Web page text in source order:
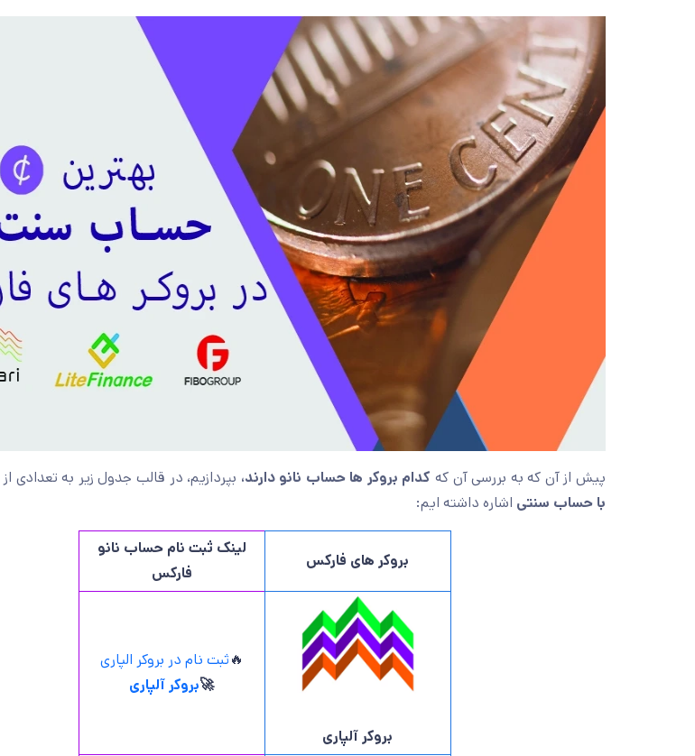
پیش از آن که به بررسی آن که کدام بروکر ها حساب نانو دارند، بپردازیم، در قالب جدول زیر به تعدادی از
با حساب سنتی اشاره داشته ایم:
بروکر های فارکس
لینک ثبت نام حساب نانو
فارکس
بروکر آلپاری
🔥ثبت نام در بروکر الپاری
🚀بروکر آلپاری